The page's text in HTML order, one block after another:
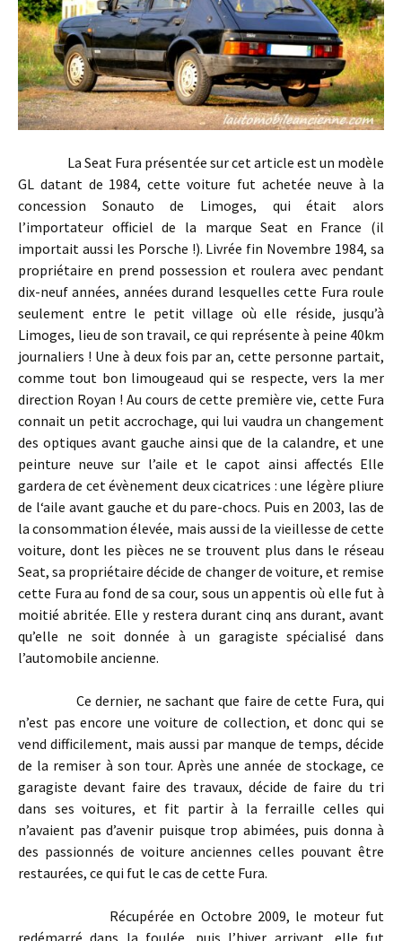
La Seat Fura présentée sur cet article est un modèle
GL datant de 1984, cette voiture fut achetée neuve à la
concession Sonauto de Limoges, qui était alors
l’importateur officiel de la marque Seat en France (il
importait aussi les Porsche !). Livrée fin Novembre 1984, sa
propriétaire en prend possession et roulera avec pendant
dix-neuf années, années durand lesquelles cette Fura roule
seulement entre le petit village où elle réside, jusqu’à
Limoges, lieu de son travail, ce qui représente à peine 40km
journaliers ! Une à deux fois par an, cette personne partait,
comme tout bon limougeaud qui se respecte, vers la mer
direction Royan ! Au cours de cette première vie, cette Fura
connait un petit accrochage, qui lui vaudra un changement
des optiques avant gauche ainsi que de la calandre, et une
peinture neuve sur l’aile et le capot ainsi affectés Elle
gardera de cet évènement deux cicatrices : une légère pliure
de l‘aile avant gauche et du pare-chocs. Puis en 2003, las de
la consommation élevée, mais aussi de la vieillesse de cette
voiture, dont les pièces ne se trouvent plus dans le réseau
Seat, sa propriétaire décide de changer de voiture, et remise
cette Fura au fond de sa cour, sous un appentis où elle fut à
moitié abritée. Elle y restera durant cinq ans durant, avant
qu’elle ne soit donnée à un garagiste spécialisé dans
l’automobile ancienne.
Ce dernier, ne sachant que faire de cette Fura, qui
n’est pas encore une voiture de collection, et donc qui se
vend difficilement, mais aussi par manque de temps, décide
de la remiser à son tour. Après une année de stockage, ce
garagiste devant faire des travaux, décide de faire du tri
dans ses voitures, et fit partir à la ferraille celles qui
n’avaient pas d’avenir puisque trop abimées, puis donna à
des passionnés de voiture anciennes celles pouvant être
restaurées, ce qui fut le cas de cette Fura.
Récupérée en Octobre 2009, le moteur fut